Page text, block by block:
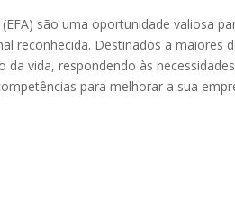
são uma oportunidade valiosa
reconhecida. Destinados a maiores
vida, respondendo às
para melhorar a sua